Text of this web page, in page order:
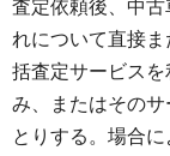
査定依頼後、中
れについて直接
括査定サービス
み、またはその
とりする。場合